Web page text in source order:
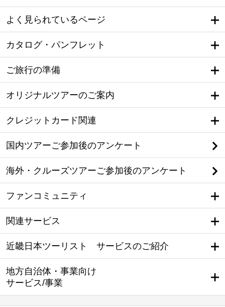
よく見られているページ
カタログ・パンフレット
ご旅行の準備
オリジナルツアーのご案内
クレジットカード関連
国内ツアーご参加後のアンケート
海外・クルーズツアーご参加後のアンケート
ファンコミュニティ
関連サービス
近畿日本ツーリスト サービスのご紹介
地方自治体・事業向け
サービス/事業